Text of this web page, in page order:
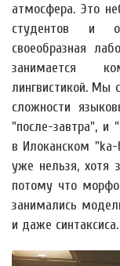
атмосфера. Это
студентов и
своеобразная
занимается
лингвистикой. Мы
сложности
"после-завтра", и
в Илоканском
уже нельзя,
потому что
занимались
и даже синтаксиса.